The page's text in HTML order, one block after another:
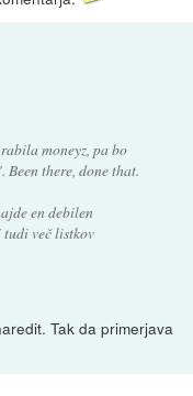
moneyz, pa bo
there, done that.
en debilen
več listkov
Tak da primerjava